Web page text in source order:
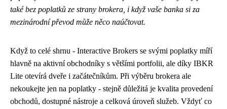
také bez poplatků ze strany brokera, i když vaše banka si za
mezinárodní převod může něco naúčtovat.
Když to celé shrnu - Interactive Brokers se svými poplatky míří
hlavně na aktivní obchodníky s většími portfolii, ale díky IBKR
Lite otevírá dveře i začátečníkům. Při výběru brokera ale
nekoukejte jen na poplatky - stejně důležitá je kvalita provedení
obchodů, dostupné nástroje a celková úroveň služeb. Vždyť co